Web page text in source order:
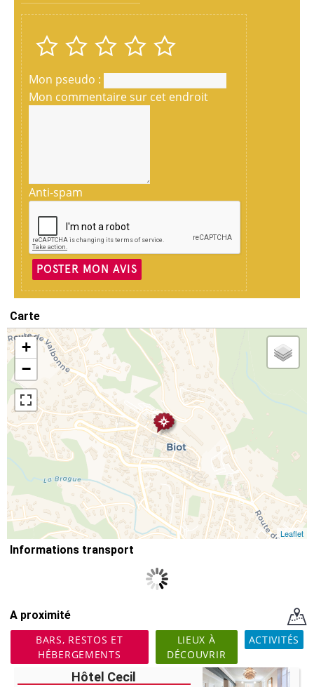
Mon pseudo :
Mon commentaire sur cet endroit
Anti-spam
POSTER MON AVIS
Carte
+
−
Leaflet
Informations transport
A proximité
BARS, RESTOS ET
HÉBERGEMENTS
LIEUX À
DÉCOUVRIR
ACTIVITÉS
Hôtel Cecil